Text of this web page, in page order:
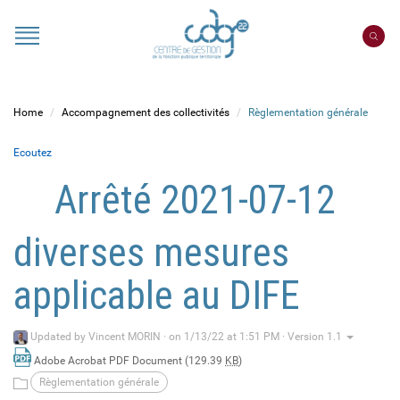
CDG
Home Accompagnement des collectivités Règlementation générale
Ecoutez
Arrêté 2021-07-12
diverses mesures
applicable au DIFE
Updated by Vincent MORIN · on 1/13/22 at 1:51 PM · Version 1.1
Adobe Acrobat PDF Document (129.39 KB)
Règlementation générale